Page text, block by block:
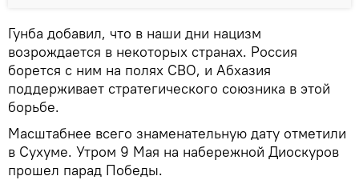
Гунба добавил, что в наши дни нацизм
возрождается в некоторых странах. Россия
борется с ним на полях СВО, и Абхазия
поддерживает стратегического союзника в этой
борьбе.
Масштабнее всего знаменательную дату отметили
в Сухуме. Утром 9 Мая на набережной Диоскуров
прошел парад Победы.